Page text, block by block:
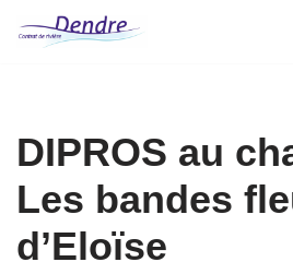
DIPROS au
Les bandes
d’Eloïse